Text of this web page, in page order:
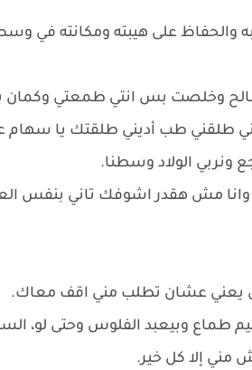
والحفاظ على هيبته ومكانته في
وخلصت بس انتي طمعتي وكمان
طلقني طب أديني طلقتك يا سهام
ونربي الولاد وسطنا.
وانا مش هقدر اشوفك تاني بنفس
يعني عشان تطلب مني اقف معاك.
طماع وبيعبد الفلوس وحتى لو،
إلا كل خير.